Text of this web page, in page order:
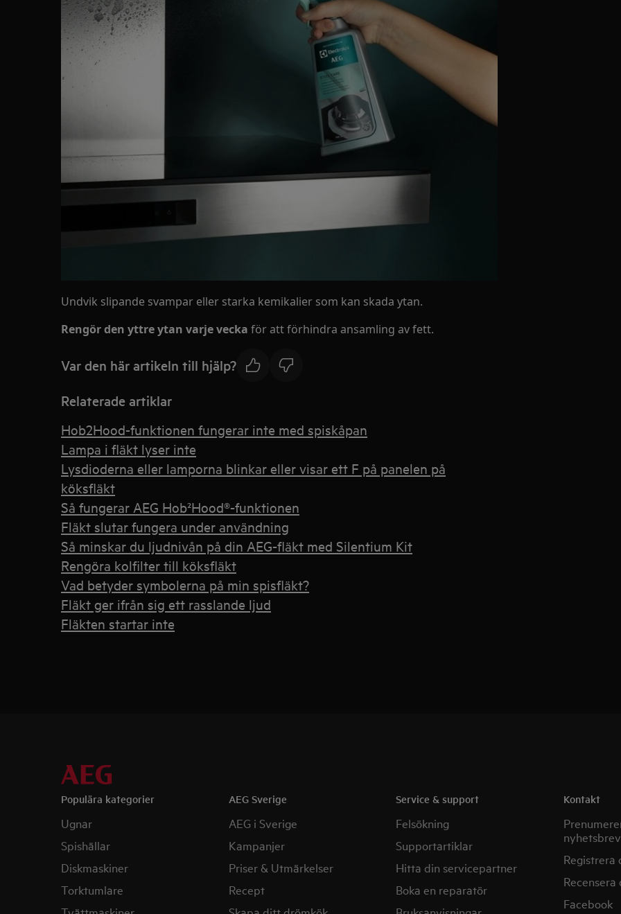
Undvik slipande svampar eller starka kemikalier som kan skada ytan.
Rengör den yttre ytan varje vecka för att förhindra ansamling av fett.
Var den här artikeln till hjälp?
Relaterade artiklar
Hob2Hood-funktionen fungerar inte med spiskåpan
Lampa i fläkt lyser inte
Lysdioderna eller lamporna blinkar eller visar ett F på panelen på
köksfläkt
Så fungerar AEG Hob²Hood®-funktionen
Fläkt slutar fungera under användning
Så minskar du ljudnivån på din AEG-fläkt med Silentium Kit
Rengöra kolfilter till köksfläkt
Vad betyder symbolerna på min spisfläkt?
Fläkt ger ifrån sig ett rasslande ljud
Fläkten startar inte
Populära kategorier
Ugnar
Spishällar
Diskmaskiner
Torktumlare
AEG Sverige
AEG i Sverige
Kampanjer
Priser & Utmärkelser
Recept
Service & support
Felsökning
Supportartiklar
Hitta din servicepartner
Boka en reparatör
Kontakt
nyhetsbrev
Registrera
Facebook